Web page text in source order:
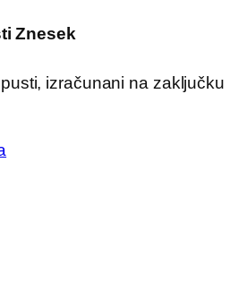
Znesek
izračunani na zaključku